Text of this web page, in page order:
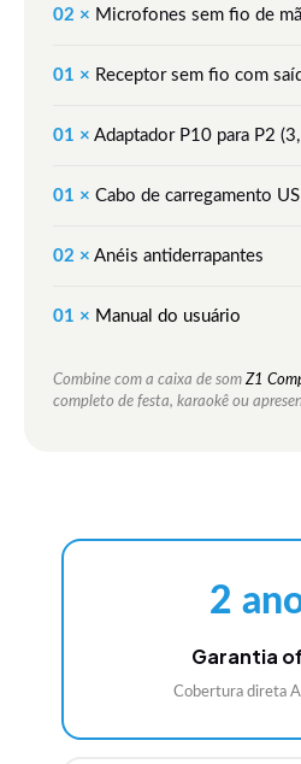
02 × Microfones sem fio de
01 × Receptor sem fio com
01 × Adaptador P10 para P2
01 × Cabo de carregamento
02 × Anéis antiderrapantes
01 × Manual do usuário
Combine com a caixa de som Z1
completo de festa, karaokê ou
2
Garantia
Cobertura direta